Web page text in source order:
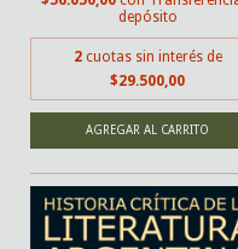
depósito
2 cuotas sin interés de
$29.500,00